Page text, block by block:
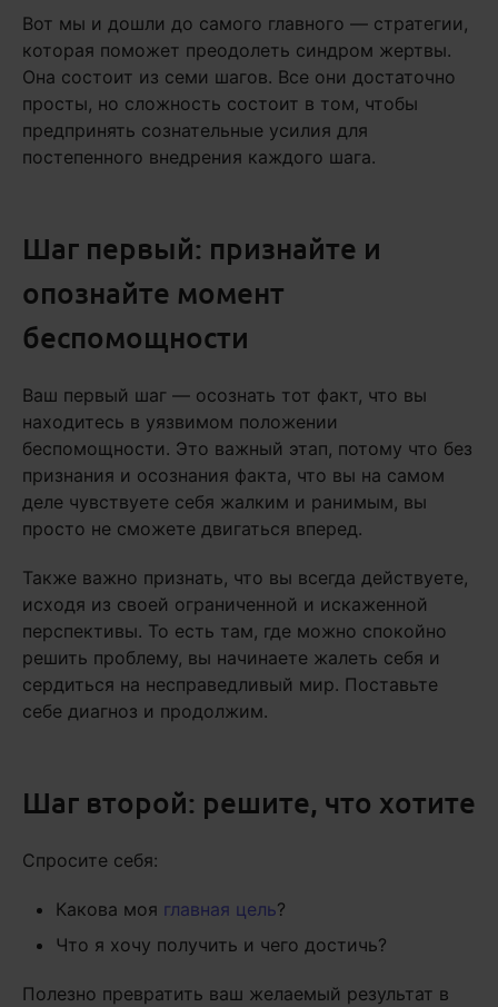
Вот мы и дошли до самого главного — стратегии,
которая поможет преодолеть синдром жертвы.
Она состоит из семи шагов. Все они достаточно
просты, но сложность состоит в том, чтобы
предпринять сознательные усилия для
постепенного внедрения каждого шага.
Шаг первый: признайте и
опознайте момент
беспомощности
Ваш первый шаг — осознать тот факт, что вы
находитесь в уязвимом положении
беспомощности. Это важный этап, потому что без
признания и осознания факта, что вы на самом
деле чувствуете себя жалким и ранимым, вы
просто не сможете двигаться вперед.
Также важно признать, что вы всегда действуете,
исходя из своей ограниченной и искаженной
перспективы. То есть там, где можно спокойно
решить проблему, вы начинаете жалеть себя и
сердиться на несправедливый мир. Поставьте
себе диагноз и продолжим.
Шаг второй: решите, что хотите
Спросите себя:
Какова моя главная цель?
Что я хочу получить и чего достичь?
Полезно превратить ваш желаемый результат в